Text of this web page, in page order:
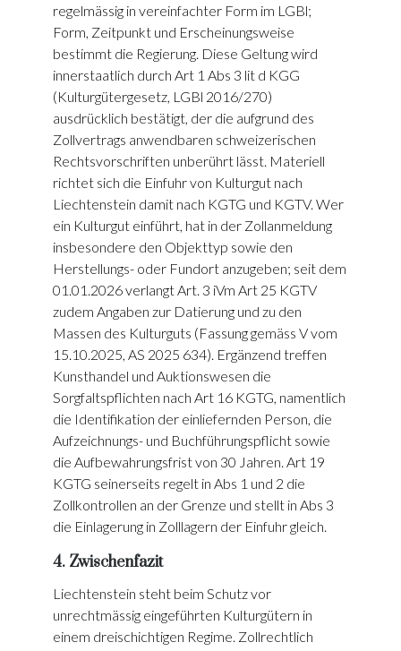
regelmässig in vereinfachter Form im LGBl;
Form, Zeitpunkt und Erscheinungsweise
bestimmt die Regierung. Diese Geltung wird
innerstaatlich durch Art 1 Abs 3 lit d KGG
(Kulturgütergesetz, LGBl 2016/270)
ausdrücklich bestätigt, der die aufgrund des
Zollvertrags anwendbaren schweizerischen
Rechtsvorschriften unberührt lässt. Materiell
richtet sich die Einfuhr von Kulturgut nach
Liechtenstein damit nach KGTG und KGTV. Wer
ein Kulturgut einführt, hat in der Zollanmeldung
insbesondere den Objekttyp sowie den
Herstellungs- oder Fundort anzugeben; seit dem
01.01.2026 verlangt Art. 3 iVm Art 25 KGTV
zudem Angaben zur Datierung und zu den
Massen des Kulturguts (Fassung gemäss V vom
15.10.2025, AS 2025 634). Ergänzend treffen
Kunsthandel und Auktionswesen die
Sorgfaltspflichten nach Art 16 KGTG, namentlich
die Identifikation der einliefernden Person, die
Aufzeichnungs- und Buchführungspflicht sowie
die Aufbewahrungsfrist von 30 Jahren. Art 19
KGTG seinerseits regelt in Abs 1 und 2 die
Zollkontrollen an der Grenze und stellt in Abs 3
die Einlagerung in Zolllagern der Einfuhr gleich.
4. Zwischenfazit
Liechtenstein steht beim Schutz vor
unrechtmässig eingeführten Kulturgütern in
einem dreischichtigen Regime. Zollrechtlich